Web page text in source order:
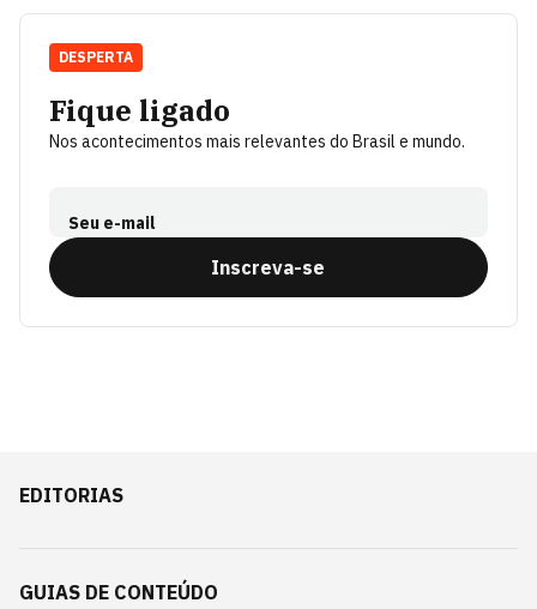
Fique ligado
Nos acontecimentos mais relevantes do Brasil e mundo.
Seu e-mail
Inscreva-se
DESPERTA
EDITORIAS
GUIAS DE CONTEÚDO